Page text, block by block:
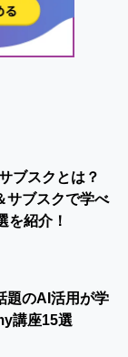
ブスクとは？
サブスクで学べ
を紹介！
題のAI活用が学
講座15選